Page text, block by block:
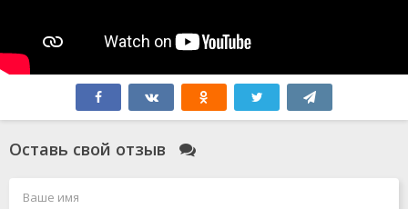
Оставь свой отзыв